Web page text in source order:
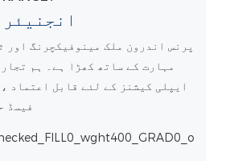
پرنس اندرون ملک مینوفیکچرنگ اور
مہارت کے ساتھ کھڑا ہے۔ ہم
ایپلی کیشنز کے لئے قابل اعتماد
فیسڈ